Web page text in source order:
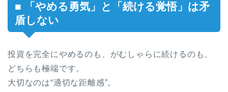
■ 「やめる勇気」と「続ける覚悟」は矛
盾しない
投資を完全にやめるのも、がむしゃらに続けるのも、
どちらも極端です。
大切なのは“適切な距離感”。